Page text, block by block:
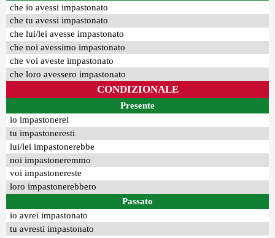
che io avessi impastonato
che tu avessi impastonato
che lui/lei avesse impastonato
che noi avessimo impastonato
che voi aveste impastonato
che loro avessero impastonato
CONDIZIONALE
Presente
io impastonerei
tu impastoneresti
lui/lei impastonerebbe
noi impastoneremmo
voi impastonereste
loro impastonerebbero
Passato
io avrei impastonato
tu avresti impastonato